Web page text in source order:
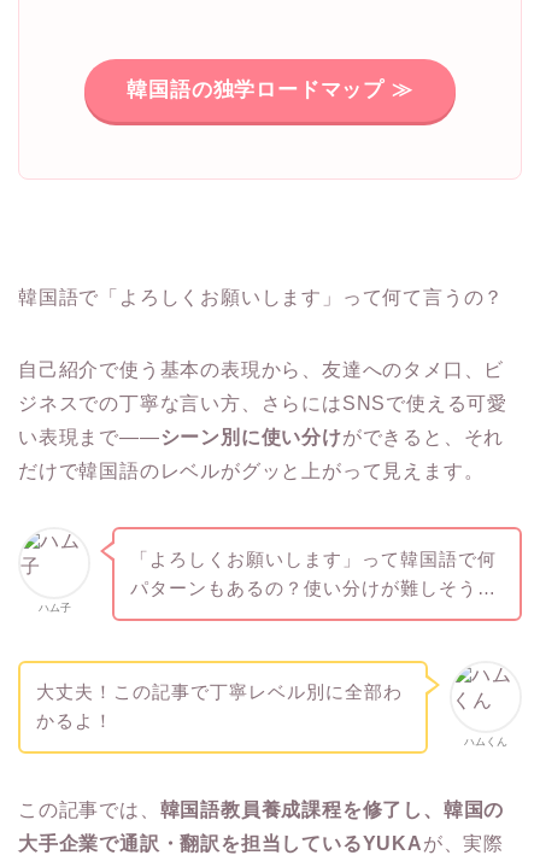
韓国語の独学ロードマップ ≫
韓国語で「よろしくお願いします」って何て言うの？
自己紹介で使う基本の表現から、友達へのタメ口、ビ
ジネスでの丁寧な言い方、さらにはSNSで使える可愛
い表現まで——シーン別に使い分けができると、それ
だけで韓国語のレベルがグッと上がって見えます。
ハム子
「よろしくお願いします」って韓国語で何
パターンもあるの？使い分けが難しそう…
ハムくん
大丈夫！この記事で丁寧レベル別に全部わ
かるよ！
この記事では、 韓国語教員養成課程を修了し、韓国の
大手企業で通訳・翻訳を担当しているYUKAが、実際